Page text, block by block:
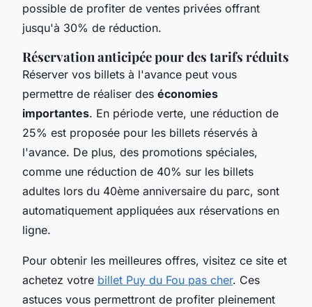
possible de profiter de ventes privées offrant
jusqu'à 30% de réduction.
Réservation anticipée pour des tarifs réduits
Réserver vos billets à l'avance peut vous
permettre de réaliser des économies
importantes. En période verte, une réduction de
25% est proposée pour les billets réservés à
l'avance. De plus, des promotions spéciales,
comme une réduction de 40% sur les billets
adultes lors du 40ème anniversaire du parc, sont
automatiquement appliquées aux réservations en
ligne.
Pour obtenir les meilleures offres, visitez ce site et
achetez votre billet Puy du Fou pas cher. Ces
astuces vous permettront de profiter pleinement